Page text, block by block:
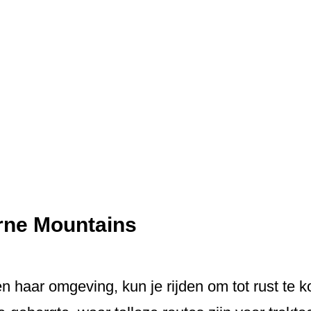
Mountains
haar omgeving, kun je rijden om tot rust te